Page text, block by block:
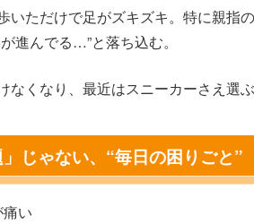
いただけで足がズキズキ。特に親指
進んでる…”と落ち込む。
なくなり、最近はスニーカーさえ選ぶ
」じゃない、“毎日の困りごと”
い